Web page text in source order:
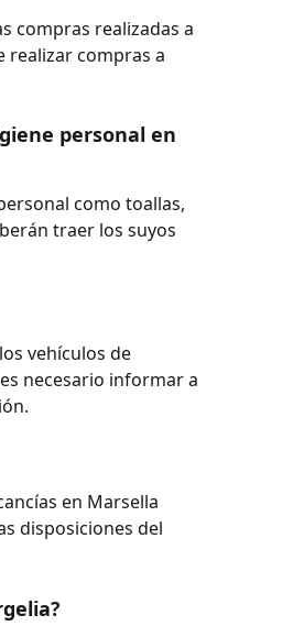
compras realizadas a
realizar compras a
personal en
como toallas,
traer los suyos
vehículos de
necesario informar a
en Marsella
disposiciones del